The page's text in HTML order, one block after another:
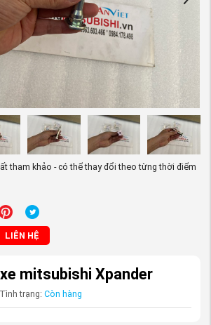
tham khảo - có thể thay đổi theo từng thời điểm
LIÊN HỆ
mitsubishi Xpander
Tình trạng: Còn hàng